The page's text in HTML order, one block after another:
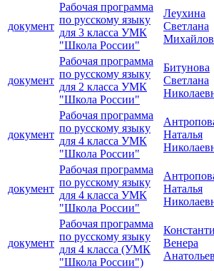
документ
Рабочая программа
по русскому языку
для 3 класса УМК
"Школа России"
Леухина
Светлана
документ
Рабочая программа
по русскому языку
для 2 класса УМК
"Школа России"
Битунова
Светлана
документ
Рабочая программа
по русскому языку
для 4 класса УМК
"Школа России"
Наталья
документ
Рабочая программа
по русскому языку
для 4 класса УМК
"Школа России"
Наталья
документ
Рабочая программа
по русскому языку
для 4 класса (УМК
"Школа России")
Венера